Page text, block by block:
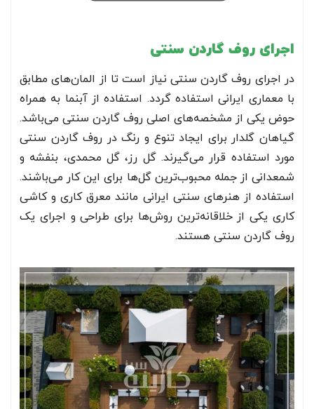
اجرای روف گاردن سنتی
در اجرای روف گاردن سنتی نیاز است تا از المان‌های مطابق
با معماری ایرانی استفاده گردد. استفاده از آبنما به همراه
حوض یکی از مشخصه‌های اصلی روف گاردن سنتی می‌باشد.
گیاهان گلدار برای ایجاد تنوع و رنگ در روف گاردن سنتی
مورد استفاده قرار می‌گیرند. گل رز، گل محمدی، بنفشه و
شمعدانی از جمله محبوب‌ترین گل‌ها برای این کار می‌باشند.
استفاده از هنرهای سنتی ایرانی مانند معرق کاری و کاشی
کاری یکی از خلاقانه‌ترین روش‌ها برای طراحی و اجرای یک
روف گاردن سنتی هستند.